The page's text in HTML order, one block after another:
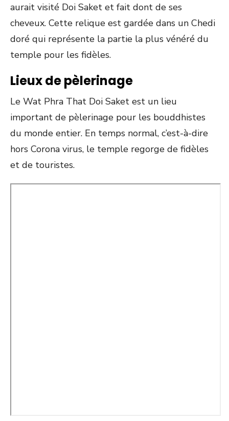
aurait visité Doi Saket et fait dont de ses
cheveux. Cette relique est gardée dans un Chedi
doré qui représente la partie la plus vénéré du
temple pour les fidèles.
Lieux de pèlerinage
Le Wat Phra That Doi Saket est un lieu
important de pèlerinage pour les bouddhistes
du monde entier. En temps normal, c’est-à-dire
hors Corona virus, le temple regorge de fidèles
et de touristes.